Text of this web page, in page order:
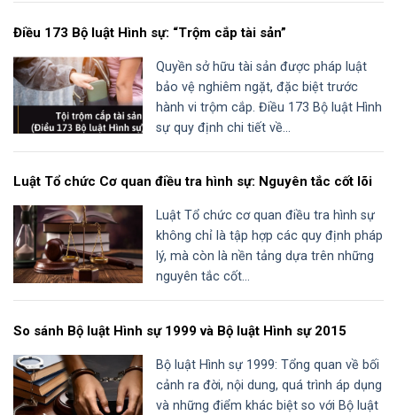
Điều 173 Bộ luật Hình sự: “Trộm cắp tài sản”
Quyền sở hữu tài sản được pháp luật
bảo vệ nghiêm ngặt, đặc biệt trước
hành vi trộm cắp. Điều 173 Bộ luật Hình
sự quy định chi tiết về...
Luật Tổ chức Cơ quan điều tra hình sự: Nguyên tắc cốt lõi
Luật Tổ chức cơ quan điều tra hình sự
không chỉ là tập hợp các quy định pháp
lý, mà còn là nền tảng dựa trên những
nguyên tắc cốt...
So sánh Bộ luật Hình sự 1999 và Bộ luật Hình sự 2015
Bộ luật Hình sự 1999: Tổng quan về bối
cảnh ra đời, nội dung, quá trình áp dụng
và những điểm khác biệt so với Bộ luật